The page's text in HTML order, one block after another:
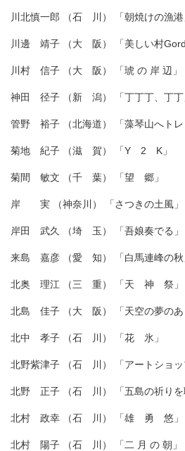
川北慎一郎 （石 川） 「朝焼けの漁港
川邊 靖子 （大 阪） 「美しい村
川村 信子 （大 阪） 「琥 の 岸 辺」
神田 径子 （新 潟） 「丁丁丁、丁丁
管野 裕子 （北海道） 「藻琴山へトレ
菊地 紀子 （滋 賀） 「Y 2 K」
菊間 敏文 （千 葉） 「望 郷」
岸 実 （神奈川） 「さつきの土風」
岸田 武久 （埼 玉） 「吾娘奏でる」
来島 嘉彦 （愛 知） 「白馬連峰の秋
北奥 理江 （三 重） 「天 神 祭」
北島 佳子 （大 阪） 「天空の夢のあ
北中 孝子 （石 川） 「花 氷」
北野紫津子 （石 川） 「アートショッ
北野 正子 （石 川） 「五島の祈りを
北村 政幸 （石 川） 「雄 勇 悠」
北村 陽子 （石 川） 「二 月 の 朝」